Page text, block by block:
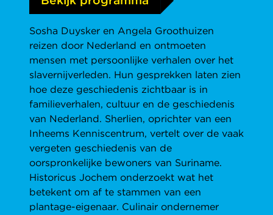
Sosha Duysker en Angela Groothuizen
reizen door Nederland en ontmoeten
mensen met persoonlijke verhalen over het
slavernijverleden. Hun gesprekken laten zien
hoe deze geschiedenis zichtbaar is in
familieverhalen, cultuur en de geschiedenis
van Nederland. Sherlien, oprichter van een
Inheems Kenniscentrum, vertelt over de vaak
vergeten geschiedenis van de
oorspronkelijke bewoners van Suriname.
Historicus Jochem onderzoekt wat het
betekent om af te stammen van een
plantage-eigenaar. Culinair ondernemer